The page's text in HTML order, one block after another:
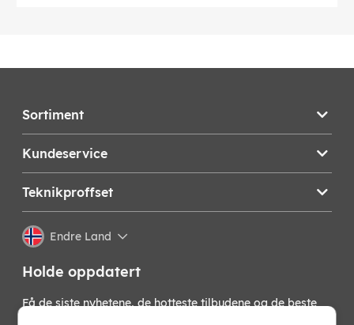
Sortiment
Kundeservice
Teknikproffset
Endre Land
Holde oppdatert
Få de siste nyhetene, de hotteste tilbudene og de beste